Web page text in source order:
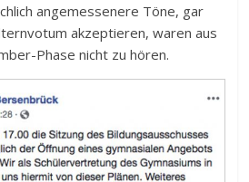
angemessenere Töne, gar
akzeptieren, waren aus
Phase nicht zu hören.